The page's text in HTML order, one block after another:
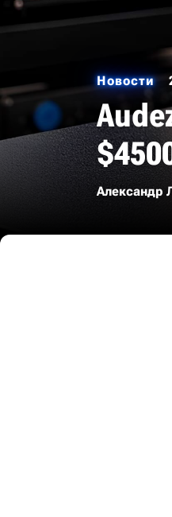
Новости
Александр